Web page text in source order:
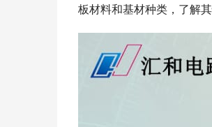
板材料和基材种类，了解